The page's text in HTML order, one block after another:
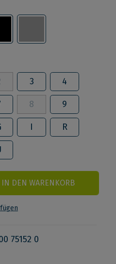
3 4
8 9
I R
IN DEN WARENKORB
75152 0